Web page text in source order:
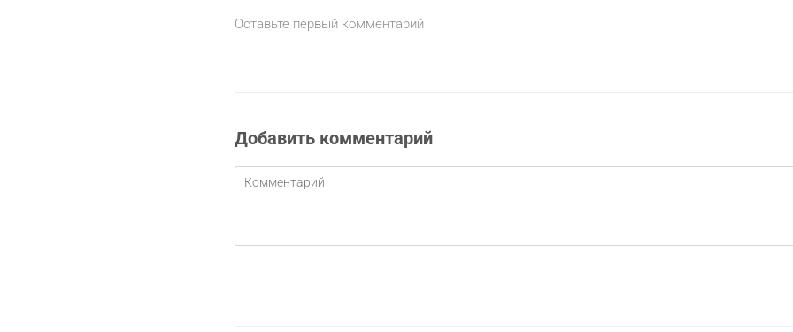
Оставьте первый комментарий
Добавить комментарий